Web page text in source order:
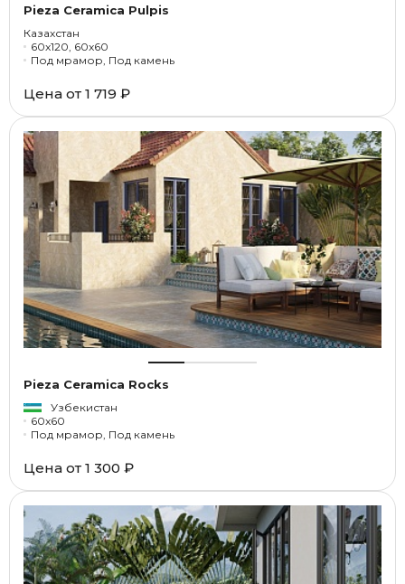
Pieza Ceramica Pulpis
Казахстан
60x120, 60x60
Под мрамор, Под камень
Цена от 1 719 ₽
Pieza Ceramica Rocks
Узбекистан
60x60
Под мрамор, Под камень
Цена от 1 300 ₽